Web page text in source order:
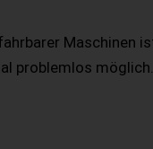
Maschinen
problemlos möglich.